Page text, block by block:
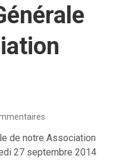
de notre Association
27 septembre 2014